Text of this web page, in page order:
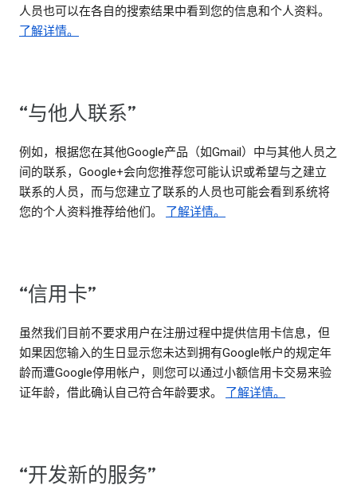
人员也可以在各自的搜索结果中看到您的信息和个人资料。
了解详情。
“与他人联系”
例如，根据您在其他Google产品（如Gmail）中与其他人员之
间的联系，Google+会向您推荐您可能认识或希望与之建立
联系的人员，而与您建立了联系的人员也可能会看到系统将
您的个人资料推荐给他们。 了解详情。
“信用卡”
虽然我们目前不要求用户在注册过程中提供信用卡信息，但
如果因您输入的生日显示您未达到拥有Google帐户的规定年
龄而遭Google停用帐户，则您可以通过小额信用卡交易来验
证年龄，借此确认自己符合年龄要求。 了解详情。
“开发新的服务”